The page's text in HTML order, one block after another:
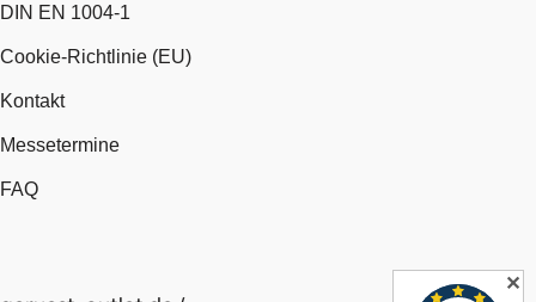
DIN EN 1004-1
Cookie-Richtlinie (EU)
Kontakt
Messetermine
FAQ
✕